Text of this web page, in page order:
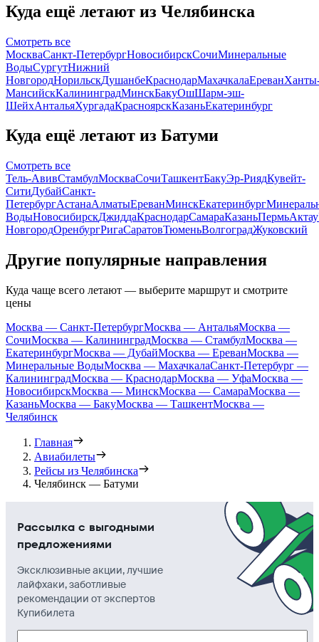
Куда ещё летают из Челябинска
Смотреть все
МоскваСанкт-ПетербургНовосибирскСочиМинеральные
ВодыСургутНижний
НовгородНорильскДушанбеКраснодарМахачкалаЕреван
МансийскКалининградМинскБакуОшШарм-эш-
ШейхАнтальяХургадаКрасноярскКазаньЕкатеринбург
Куда ещё летают из Батуми
Смотреть все
Тель-АвивСтамбулМоскваСочиТашкентБакуЭр-РиядКувейт-
СитиДубайСанкт-
ПетербургАстанаАлматыЕреванМинскЕкатеринбург
ВодыНовосибирскДжиддаКраснодарСамараКазаньПермьАктау
НовгородОренбургРигаСаратовТюменьВолгоградЖуковский
Другие популярные направления
Куда чаще всего летают — выберите маршрут и смотрите
цены
Москва — Санкт-ПетербургМосква — АнтальяМосква —
СочиМосква — КалининградМосква — СтамбулМосква —
ЕкатеринбургМосква — ДубайМосква — ЕреванМосква —
Минеральные ВодыМосква — МахачкалаСанкт-Петербург —
КалининградМосква — КраснодарМосква — УфаМосква —
НовосибирскМосква — МинскМосква — СамараМосква —
КазаньМосква — БакуМосква — ТашкентМосква —
Челябинск
Главная
Авиабилеты
Рейсы из Челябинска
Челябинск — Батуми
Рассылка с выгодными
предложениями
Эксклюзивные акции, лучшие
лайфхаки, заботливые
рекомендации от экспертов
Купибилета